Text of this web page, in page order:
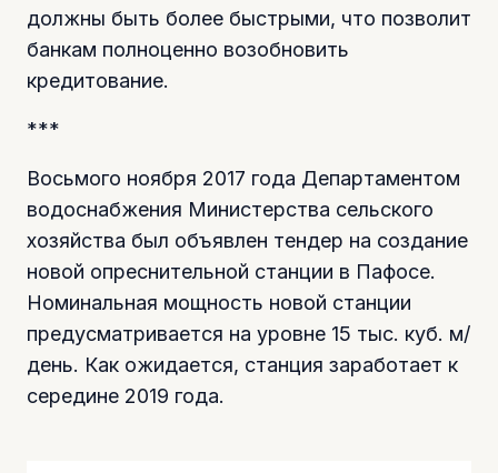
должны быть более быстрыми, что позволит
банкам полноценно возобновить
кредитование.
***
Восьмого ноября 2017 года Департаментом
водоснабжения Министерства сельского
хозяйства был объявлен тендер на создание
новой опреснительной станции в Пафосе.
Номинальная мощность новой станции
предусматривается на уровне 15 тыс. куб. м/
день. Как ожидается, станция заработает к
середине 2019 года.